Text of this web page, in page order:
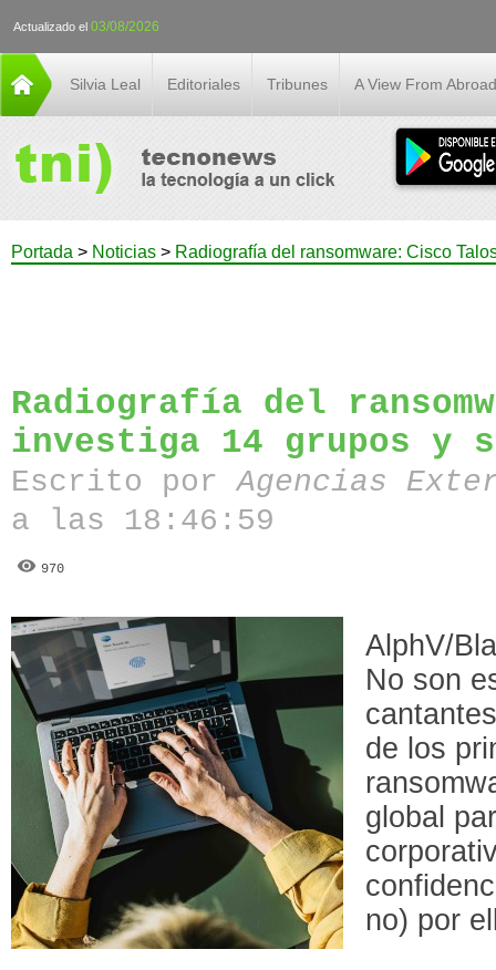
Actualizado el 03/08/2026
Silvia Leal Editoriales Tribunes A View From Abroad
Portada > Noticias > Radiografía del ransomware: Cisco
Radiografía del
investiga 14 grupos y
Escrito porAgencias
a las 18:46:59
970
AlphV/
No son
de los
global
no) por